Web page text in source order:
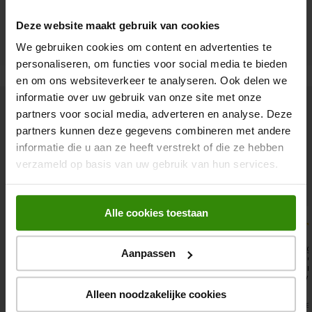
Deze website maakt gebruik van cookies
We gebruiken cookies om content en advertenties te
personaliseren, om functies voor social media te bieden
en om ons websiteverkeer te analyseren. Ook delen we
informatie over uw gebruik van onze site met onze
partners voor social media, adverteren en analyse. Deze
partners kunnen deze gegevens combineren met andere
informatie die u aan ze heeft verstrekt of die ze hebben
verzameld op basis van uw gebruik van hun services.
Alle cookies toestaan
Aanpassen
Alleen noodzakelijke cookies
Wat zeggen onze klanten
8.9
werknemers, goede uitleg
ook met betrekking op de
toekomst. Goede sfeer in
contact te hebben met
Na het bezoek van de
monteur zijn we snel en
naar volle tevredenheid
aan een nieuw
10
Zeer
Arjan